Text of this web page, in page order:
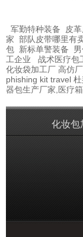
军勤特种装备 皮
家 部队皮带哪里有
包 新标单警装备
工企业
战术医疗包
化妆袋加工厂 高仿
phishing kit travel
器包生产厂家,医疗
化妆包